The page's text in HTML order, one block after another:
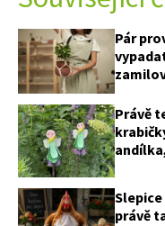
74 Kč
Objednat >
Pár
Právě
právě